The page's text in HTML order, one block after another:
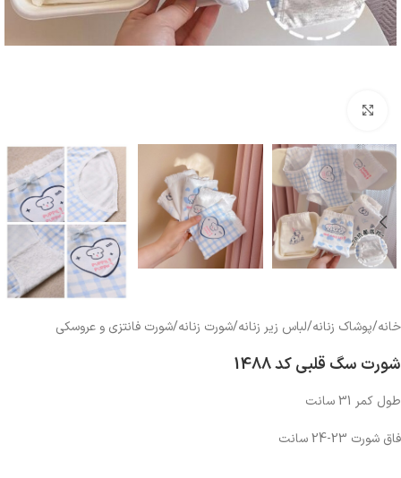
خانه/پوشاک زنانه/لباس زیر زنانه/شورت زنانه/شورت فانتزی و عروسکی
شورت سگ قلبی کد 1488
طول کمر 31 سانت
فاق شورت 23-24 سانت